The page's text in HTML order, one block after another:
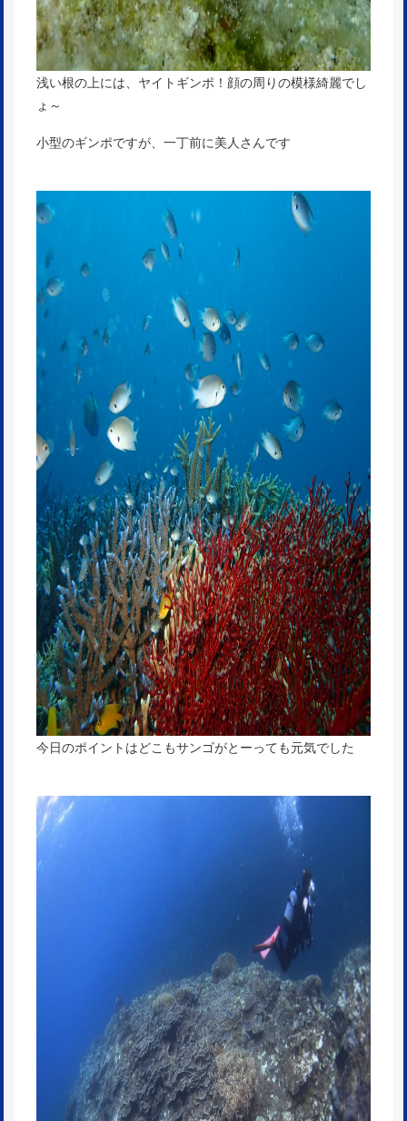
浅い根の上には、ヤイトギンポ！顔の周りの模様綺麗でし
ょ～
小型のギンポですが、一丁前に美人さんです
今日のポイントはどこもサンゴがとーっても元気でした